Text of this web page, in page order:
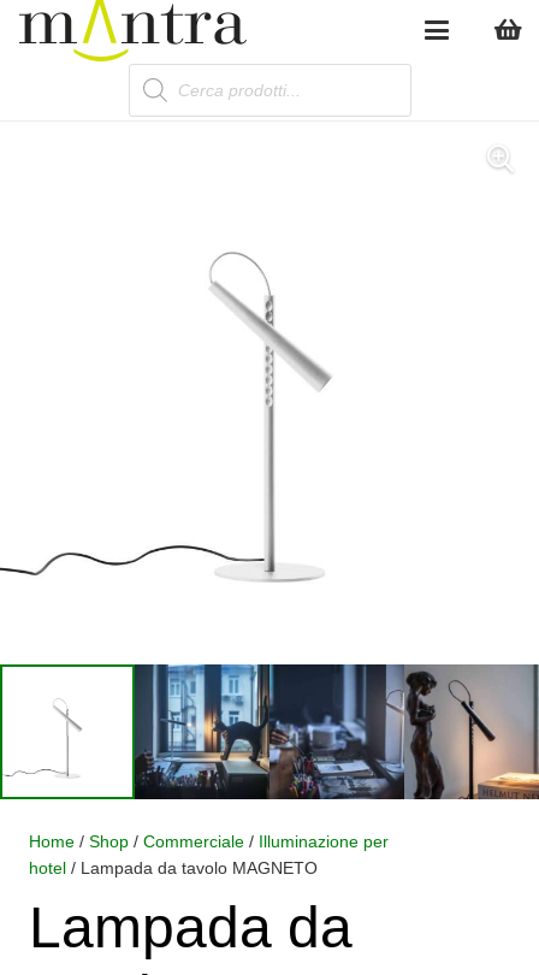
Products
search
Home / Shop / Commerciale / Illuminazione per
hotel / Lampada da tavolo MAGNETO
Lampada da